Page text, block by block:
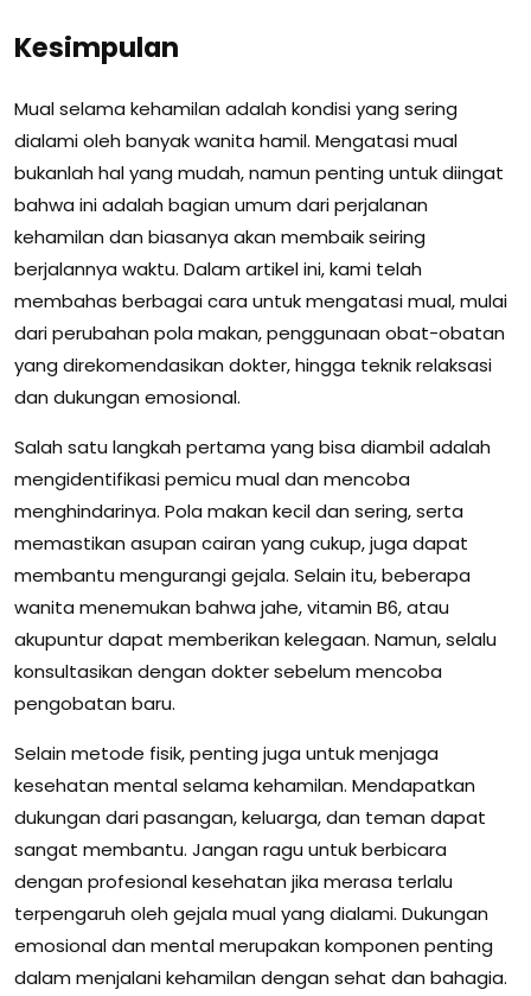
Kesimpulan
Mual selama kehamilan adalah kondisi yang sering
dialami oleh banyak wanita hamil. Mengatasi mual
bukanlah hal yang mudah, namun penting untuk diingat
bahwa ini adalah bagian umum dari perjalanan
kehamilan dan biasanya akan membaik seiring
berjalannya waktu. Dalam artikel ini, kami telah
membahas berbagai cara untuk mengatasi mual, mulai
dari perubahan pola makan, penggunaan obat-obatan
yang direkomendasikan dokter, hingga teknik relaksasi
dan dukungan emosional.
Salah satu langkah pertama yang bisa diambil adalah
mengidentifikasi pemicu mual dan mencoba
menghindarinya. Pola makan kecil dan sering, serta
memastikan asupan cairan yang cukup, juga dapat
membantu mengurangi gejala. Selain itu, beberapa
wanita menemukan bahwa jahe, vitamin B6, atau
akupuntur dapat memberikan kelegaan. Namun, selalu
konsultasikan dengan dokter sebelum mencoba
pengobatan baru.
Selain metode fisik, penting juga untuk menjaga
kesehatan mental selama kehamilan. Mendapatkan
dukungan dari pasangan, keluarga, dan teman dapat
sangat membantu. Jangan ragu untuk berbicara
dengan profesional kesehatan jika merasa terlalu
terpengaruh oleh gejala mual yang dialami. Dukungan
emosional dan mental merupakan komponen penting
dalam menjalani kehamilan dengan sehat dan bahagia.